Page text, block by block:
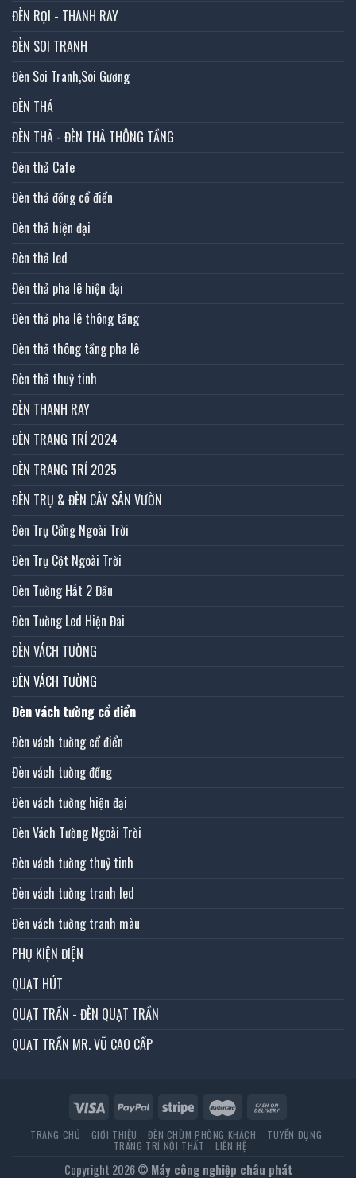
ĐÈN RỌI - THANH RAY
ĐÈN SOI TRANH
Đèn Soi Tranh,Soi Gương
ĐÈN THẢ
ĐÈN THẢ - ĐÈN THẢ THÔNG TẦNG
Đèn thả Cafe
Đèn thả đồng cổ điển
Đèn thả hiện đại
Đèn thả led
Đèn thả pha lê hiện đại
Đèn thả pha lê thông tầng
Đèn thả thông tầng pha lê
Đèn thả thuỷ tinh
ĐÈN THANH RAY
ĐÈN TRANG TRÍ 2024
ĐÈN TRANG TRÍ 2025
ĐÈN TRỤ & ĐÈN CÂY SÂN VƯỜN
Đèn Trụ Cổng Ngoài Trời
Đèn Trụ Cột Ngoài Trời
Đèn Tường Hắt 2 Đầu
Đèn Tường Led Hiện Đai
ĐÈN VÁCH TƯỜNG
ĐÈN VÁCH TƯỜNG
Đèn vách tường cổ điển
Đèn vách tường cổ điển
Đèn vách tường đồng
Đèn vách tường hiện đại
Đèn Vách Tường Ngoài Trời
Đèn vách tường thuỷ tinh
Đèn vách tường tranh led
Đèn vách tường tranh màu
PHỤ KIỆN ĐIỆN
QUẠT HÚT
QUẠT TRẦN - ĐÈN QUẠT TRẦN
QUẠT TRẦN MR. VŨ CAO CẤP
TRANG CHỦ GIỚI THIỆU ĐÈN CHÙM PHÒNG KHÁCH TUYỂN DỤNG
TRANG TRÍ NỘI THẤT LIÊN HỆ
Copyright 2026 © Máy công nghiệp châu phát